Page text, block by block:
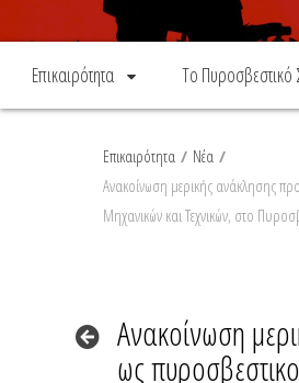
Επικαιρότητα Το Πυροσβεστικό
Επικαιρότητα / Νέα /
Ανακοίνωση μερικής ανάκλησης
Μηχανικών και Τεχνικών, στο
Ανακοίνωση
ως